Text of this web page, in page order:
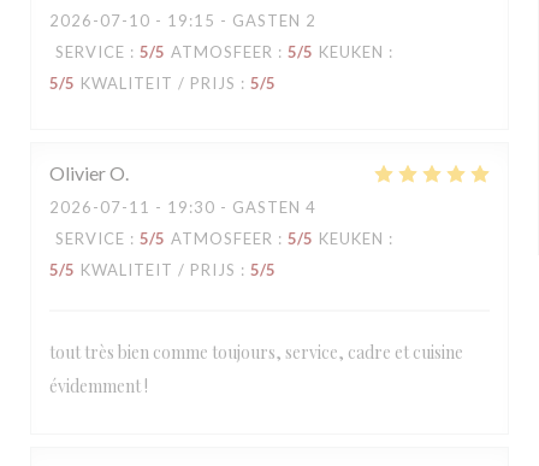
2026-07-10 - 19:15 - GASTEN 2
SERVICE : 5/5 ATMOSFEER : 5/5 KEUKEN :
5/5 KWALITEIT / PRIJS : 5/5
OlivierO
2026-07-11 - 19:30 - GASTEN 4
SERVICE : 5/5 ATMOSFEER : 5/5 KEUKEN :
5/5 KWALITEIT / PRIJS : 5/5
tout très bien comme toujours, service, cadre et cuisine
évidemment !